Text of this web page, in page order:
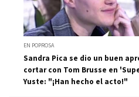
EN POPROSA
Sandra Pica se dio un buen
cortar con Tom Brusse en
Yuste: "¡Han hecho el acto!"